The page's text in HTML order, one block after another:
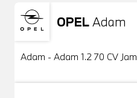
OPELAdam
Usato
Adam - Adam 1.2 70 CV Jam